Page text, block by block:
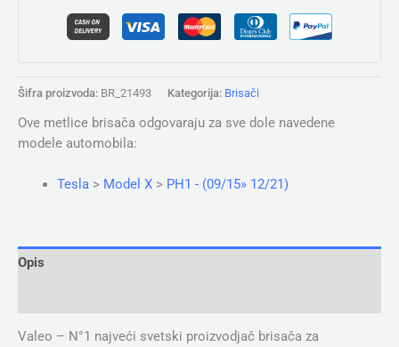
Šifra proizvoda: BR_21493 Kategorija: Brisači
Ove metlice brisača odgovaraju za sve dole navedene
modele automobila:
Tesla> Model X> PH1 - (09/15» 12/21)
Opis
Valeo – N°1 najveći svetski proizvodjač brisača za